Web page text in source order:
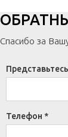
Спасибо за
Телефон *